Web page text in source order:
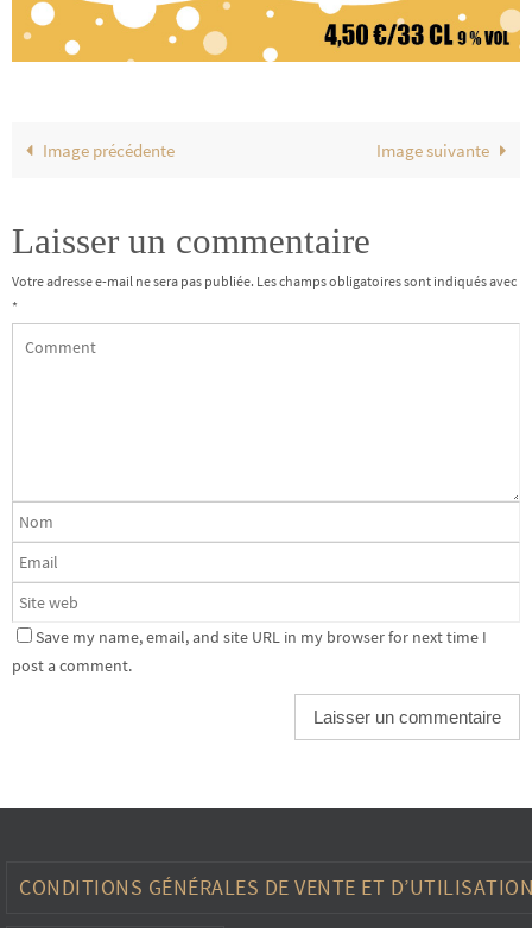
Image précédente Image suivante
Laisser un commentaire
Votre adresse e-mail ne sera pas publiée. Les champs obligatoires sont indiqués avec
*
Save my name, email, and site URL in my browser for next time I
post a comment.
CONDITIONS GÉNÉRALES DE VENTE ET